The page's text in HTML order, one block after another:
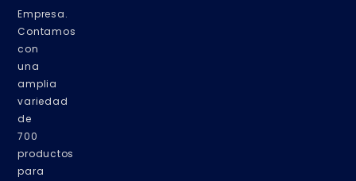
Empresa.
Contamos
con
una
amplia
variedad
de
700
productos
para